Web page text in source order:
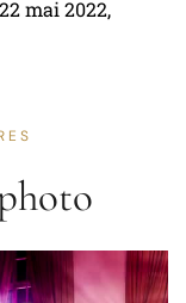
mai 2022,